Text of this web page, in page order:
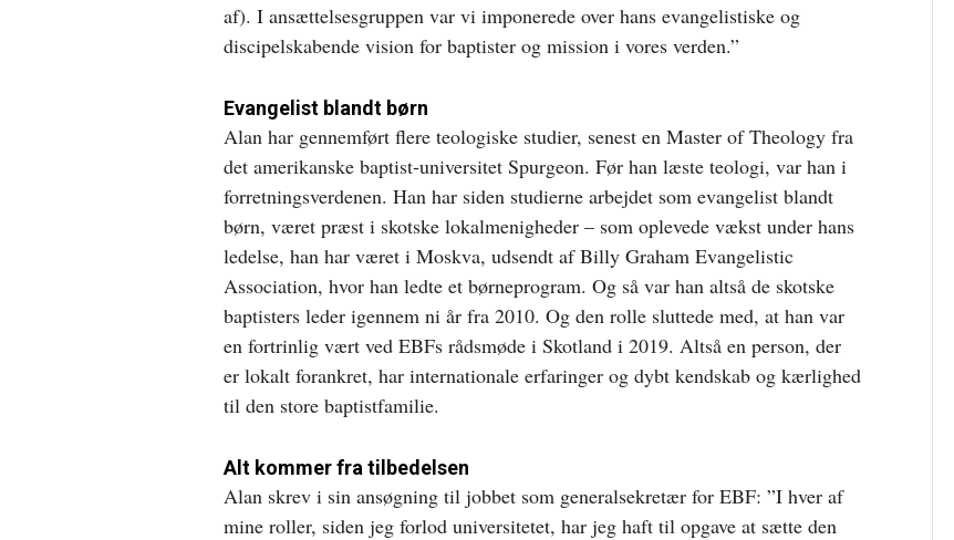
af). I ansættelsesgruppen var vi imponerede over hans evangelistiske og
discipelskabende vision for baptister og mission i vores verden.”
Evangelist blandt børn
Alan har gennemført flere teologiske studier, senest en Master of Theology fra
det amerikanske baptist-universitet Spurgeon. Før han læste teologi, var han i
forretningsverdenen. Han har siden studierne arbejdet som evangelist blandt
børn, været præst i skotske lokalmenigheder – som oplevede vækst under hans
ledelse, han har været i Moskva, udsendt af Billy Graham Evangelistic
Association, hvor han ledte et børneprogram. Og så var han altså de skotske
baptisters leder igennem ni år fra 2010. Og den rolle sluttede med, at han var
en fortrinlig vært ved EBFs rådsmøde i Skotland i 2019. Altså en person, der
er lokalt forankret, har internationale erfaringer og dybt kendskab og kærlighed
til den store baptistfamilie.
Alt kommer fra tilbedelsen
Alan skrev i sin ansøgning til jobbet som generalsekretær for EBF: ”I hver af
mine roller, siden jeg forlod universitetet, har jeg haft til opgave at sætte den